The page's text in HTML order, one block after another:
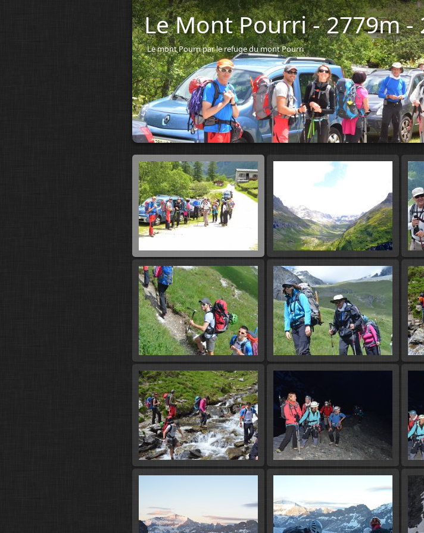
Le Mont Pourri - 2779m -
Le mont Pourri par le refuge du mont Pourri